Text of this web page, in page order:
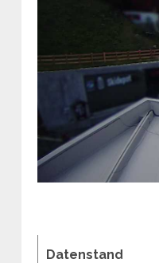
Datenstand